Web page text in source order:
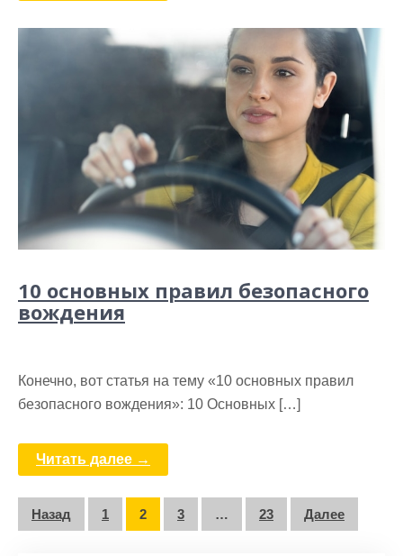
10 основных правил безопасного
вождения
Конечно, вот статья на тему «10 основных правил
безопасного вождения»: 10 Основных […]
Читать далее →
Пагинация
записей
Назад 1 2 3 … 23 Далее